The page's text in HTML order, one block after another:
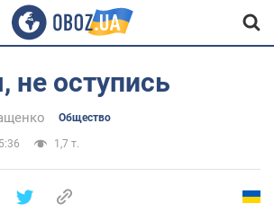
не оступись
Общество
1,7 т.